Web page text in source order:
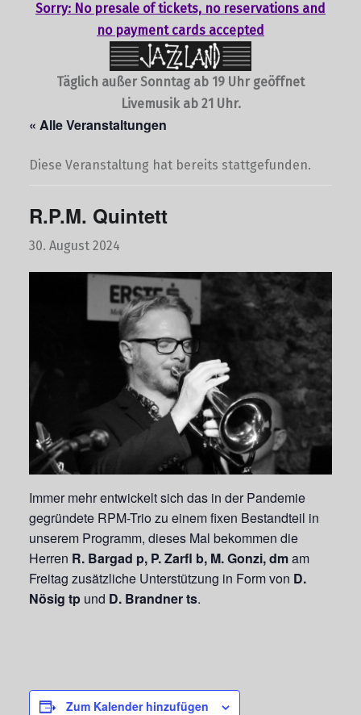
Sorry: No presale of tickets, no reservations and
no payment cards accepted
Täglich außer Sonntag ab 19 Uhr geöffnet
Livemusik ab 21 Uhr.
« Alle Veranstaltungen
Diese Veranstaltung hat bereits stattgefunden.
R.P.M. Quintett
30. August 2024
Immer mehr entwickelt sich das in der Pandemie
gegründete RPM-Trio zu einem fixen Bestandteil in
unserem Programm, dieses Mal bekommen die
Herren R. Bargad p, P. Zarfl b, M. Gonzi, dmam
Freitag zusätzliche Unterstützung in Form von D.
Nösig tp und D. Brandner ts.
Zum Kalender hinzufügen